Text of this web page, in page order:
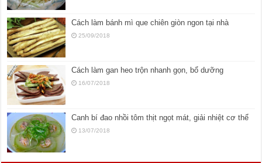
Cách làm bánh mì que chiên giòn ngon tại nhà
25/09/2018
Cách làm gan heo trộn nhanh gọn, bổ dưỡng
16/07/2018
Canh bí đao nhồi tôm thịt ngọt mát, giải nhiệt cơ thể
13/07/2018